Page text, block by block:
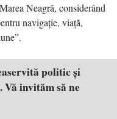
Neagră, considerând
navigaţie, viaţă,
politic şi
invităm să ne